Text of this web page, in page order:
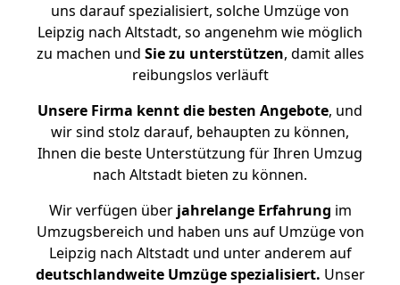
uns darauf spezialisiert, solche Umzüge von
Leipzig nach Altstadt, so angenehm wie möglich
zu machen und Sie zu unterstützen, damit alles
reibungslos verläuft
Unsere Firma kennt die besten Angebote, und
wir sind stolz darauf, behaupten zu können,
Ihnen die beste Unterstützung für Ihren Umzug
nach Altstadt bieten zu können.
Wir verfügen überjahrelange Erfahrung im
Umzugsbereich und haben uns auf Umzüge von
Leipzig nach Altstadt und unter anderem auf
deutschlandweite Umzüge spezialisiert. Unser